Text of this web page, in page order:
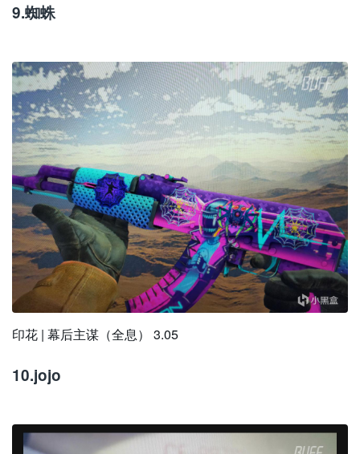
9.蜘蛛
印花 | 幕后主谋（全息） 3.05
10.jojo